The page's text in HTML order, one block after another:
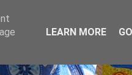
LEARN MORE